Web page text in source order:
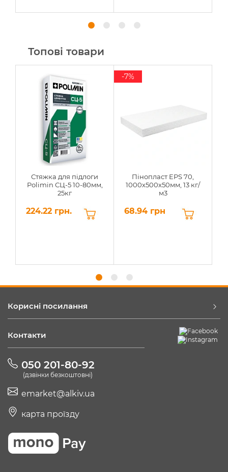
Топові товари
Стяжка для підлоги
Polimin СЦ-5 10-80мм,
25кг
224.22 грн.
Пінопласт EPS 70,
1000х500х50мм, 13 кг/
м3
68.94 грн
-7%
Корисні посилання
Контакти
050 201-80-92
(дзвінки безкоштовні)
emarket@alkiv.ua
карта проїзду